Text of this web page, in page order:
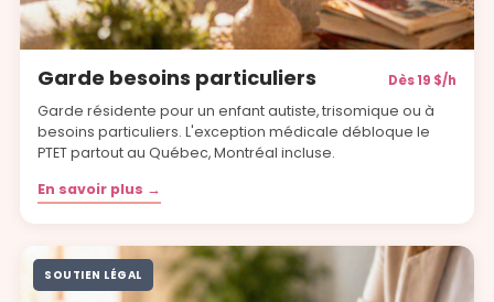
Garde besoins particuliers Dès 19 $/h
Garde résidente pour un enfant autiste, trisomique ou à
besoins particuliers. L'exception médicale débloque le
PTET partout au Québec, Montréal incluse.
En savoir plus →
SOUTIEN LÉGAL